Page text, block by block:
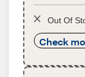
Out Of
Check